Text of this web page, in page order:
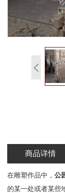
商品详情
在雕塑作品中， 公
的某一处或者某些